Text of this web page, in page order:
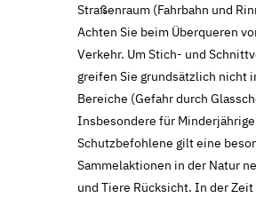
Straßenraum (Fahrbahn und
Achten Sie beim Überqueren
Verkehr. Um Stich- und
greifen Sie grundsätzlich nicht
Bereiche (Gefahr durch
Insbesondere für
Schutzbefohlene gilt eine
Sammelaktionen in der Natur
und Tiere Rücksicht. In der Zeit